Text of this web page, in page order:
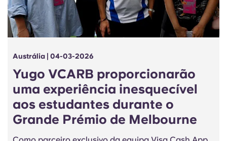
Austrália | 04-03-2026
Yugo VCARB proporcionarão
uma experiência inesquecível
aos estudantes durante o
Grande Prémio de Melbourne